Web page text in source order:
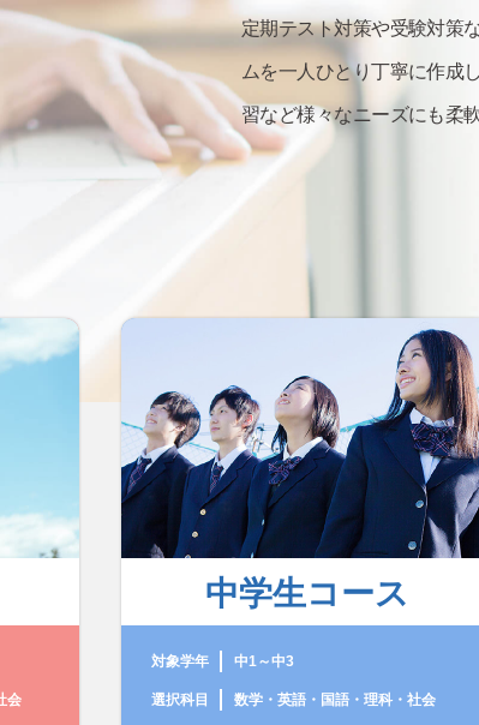
定期テスト対策や受験対策
ムを一人ひとり丁寧に作成
習など様々なニーズにも柔
会
中学生コース
対象学年 中1～中3
選択科目 数学・英語・国語・理科・社会